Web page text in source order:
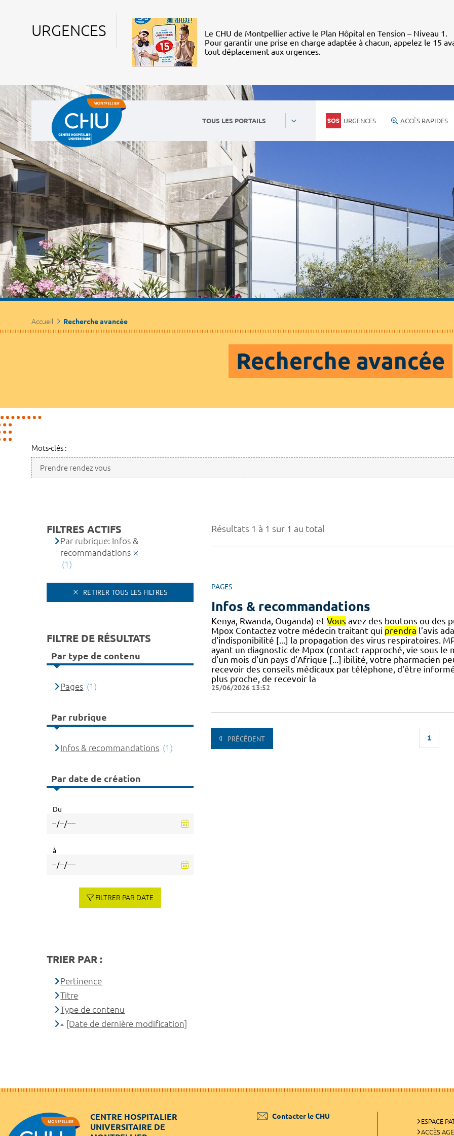
URGENCES
Le CHU de Montpellier active le Plan Hôpital en Tension – Niveau 1.
Pour garantir une prise en charge adaptée à chacun, appelez le 15
tout déplacement aux urgences.
TOUS LES PORTAILS URGENCES ACCÈS RAPIDES
Accueil Recherche avancée
Recherche avancée
Mots-clés :
Résultats 1 à 1 sur 1 au total
PAGES
Infos & recommandations
Kenya, Rwanda, Ouganda) et Vous avez des boutons ou des
Mpox Contactez votre médecin traitant qui prendra l’avis
d'indisponibilité [...] la propagation des virus respiratoires.
ayant un diagnostic de Mpox (contact rapproché, vie sous le
d’un mois d’un pays d’Afrique [...] ibilité, votre pharmacien
recevoir des conseils médicaux par téléphone, d'être
plus proche, de recevoir la
25/06/2026 13:52
PRÉCÉDENT 1
FILTRES ACTIFS
Par rubrique: Infos &
recommandations
(1)
RETIRER TOUS LES FILTRES
FILTRE DE RÉSULTATS
Par type de contenu
Pages (1)
Par rubrique
Infos & recommandations (1)
Par date de création
Du
à
FILTRER PAR DATE
TRIER PAR :
Pertinence
Titre
Type de contenu
[Date de dernière modification]
CENTRE HOSPITALIER
UNIVERSITAIRE DE
Contacter le CHU
ESPACE
ACCÈS